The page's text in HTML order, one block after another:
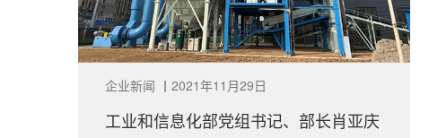
企业新闻 丨 2021年11月29日
工业和信息化部党组书记、部长肖亚庆